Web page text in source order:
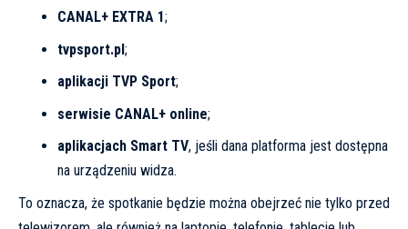
CANAL+ EXTRA 1;
tvpsport.pl;
aplikacji TVP Sport;
serwisie CANAL+ online;
aplikacjach Smart TV, jeśli dana platforma jest dostępna
na urządzeniu widza.
To oznacza, że spotkanie będzie można obejrzeć nie tylko przed